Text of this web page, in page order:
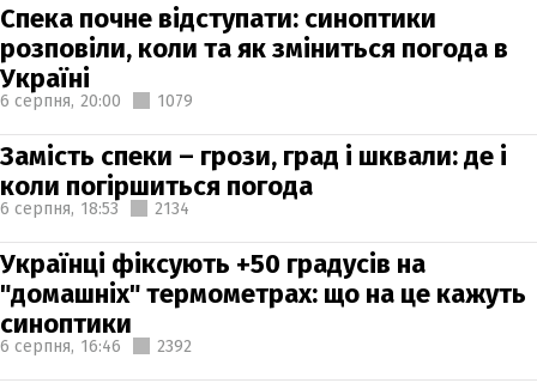
Спека почне відступати: синоптики
розповіли, коли та як зміниться погода в
Україні
6 серпня, 20:00 1079
Замість спеки – грози, град і шквали: де і
коли погіршиться погода
6 серпня, 18:53 2134
Українці фіксують +50 градусів на
"домашніх" термометрах: що на це кажуть
синоптики
6 серпня, 16:46 2392